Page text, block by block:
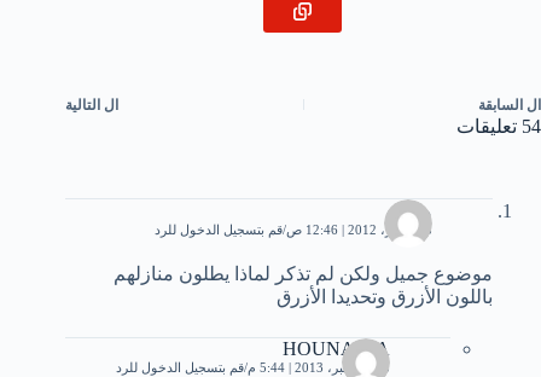
ال السابقة ال التالية
54 تعليقات
مياده
3 سبتمبر، 2012 | 12:46 ص قم بتسجيل الدخول للرد
موضوع جميل ولكن لم تذكر لماذا يطلون منازلهم
باللون الأزرق وتحديدا الأزرق
HOUNAIDA
23 ديسمبر، 2013 | 5:44 م قم بتسجيل الدخول للرد